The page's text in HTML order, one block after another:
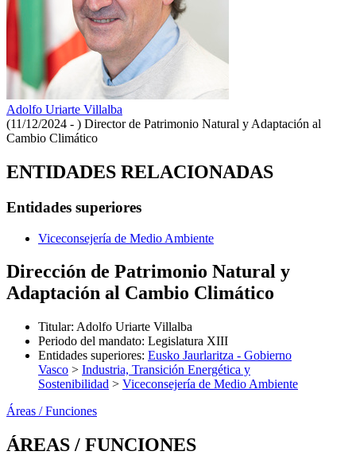
Adolfo Uriarte Villalba
(11/12/2024 - ) Director de Patrimonio Natural y Adaptación al
Cambio Climático
ENTIDADES RELACIONADAS
Entidades superiores
Viceconsejería de Medio Ambiente
Dirección de Patrimonio Natural y
Adaptación al Cambio Climático
Titular: Adolfo Uriarte Villalba
Periodo del mandato: Legislatura XIII
Entidades superiores: Eusko Jaurlaritza - Gobierno
Vasco > Industria, Transición Energética y
Sostenibilidad > Viceconsejería de Medio Ambiente
Áreas / Funciones
ÁREAS / FUNCIONES